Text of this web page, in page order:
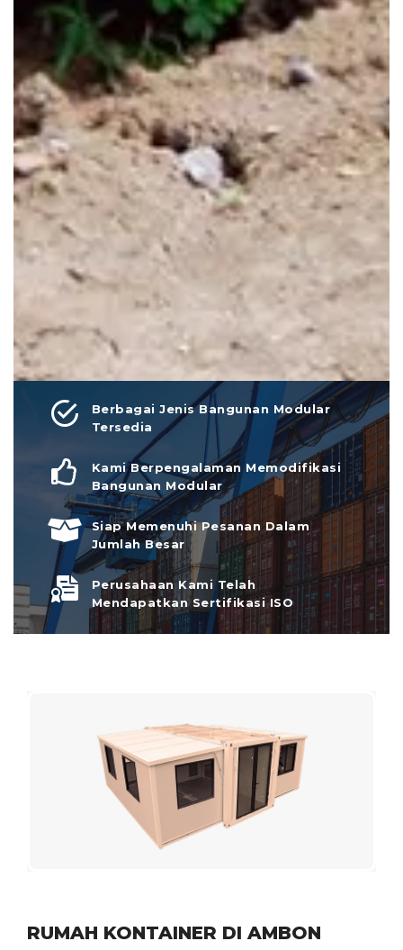
Berbagai Jenis Bangunan Modular
Tersedia
Kami Berpengalaman Memodifikasi
Bangunan Modular
Siap Memenuhi Pesanan Dalam
Jumlah Besar
Perusahaan Kami Telah
Mendapatkan Sertifikasi ISO
RUMAH KONTAINER DI AMBON